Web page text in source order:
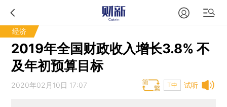
经济
2019年全国财政收入增长3.8% 不
及年初预算目标
试听
2020年02月10日 17:07 T中